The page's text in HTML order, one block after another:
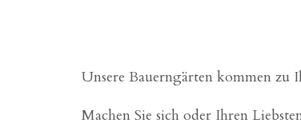
Unsere Bauerngärten kommen zu
Machen Sie sich oder Ihren